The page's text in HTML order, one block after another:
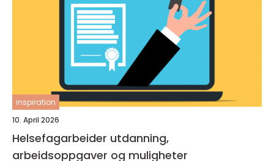
inspiration
10. April 2026
Helsefagarbeider utdanning,
arbeidsoppgaver og muligheter